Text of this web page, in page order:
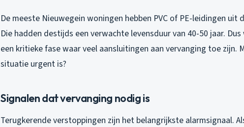
De meeste Nieuwegein woningen hebben PVC of PE-leidingen uit
Die hadden destijds een verwachte levensduur van 40-50 jaar.
een kritieke fase waar veel aansluitingen aan vervanging toe zijn.
situatie urgent is?
Signalen dat vervanging nodig is
Terugkerende verstoppingen zijn het belangrijkste alarmsignaal.